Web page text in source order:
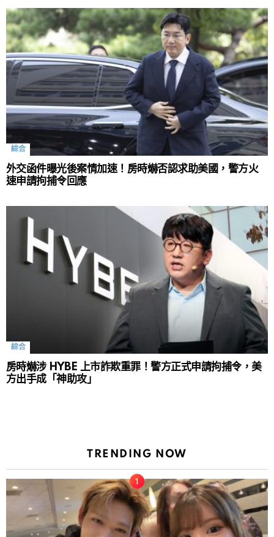
綜合
外交函件曝光後案情加速！房時爀否認求助美國，警方火
速申請拘捕令回應
綜合
房時爀涉 HYBE 上市詐欺重罪！警方正式申請拘捕令，美
方出手成「神助攻」
TRENDING NOW